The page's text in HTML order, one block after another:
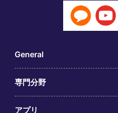
General
専門分野
アプリ